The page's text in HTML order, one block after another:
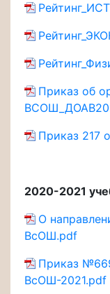
Приказ об
Приказ 217
2020-2021
О
ВсОШ.pdf
Приказ
ВсОШ-2021.pdf